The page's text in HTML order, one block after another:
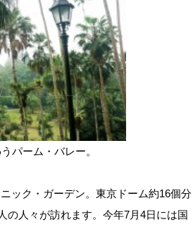
パーム・バレー。
ック・ガーデン。東京ドーム約16個分
の人々が訪れます。今年7月4日には国